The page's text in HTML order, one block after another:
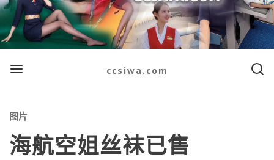
Menu ccsiwa.com Search
Categories
图片
海航空姐丝袜已售